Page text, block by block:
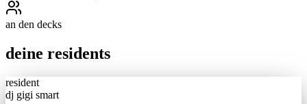
an den decks
deine residents
resident
dj gigi smart